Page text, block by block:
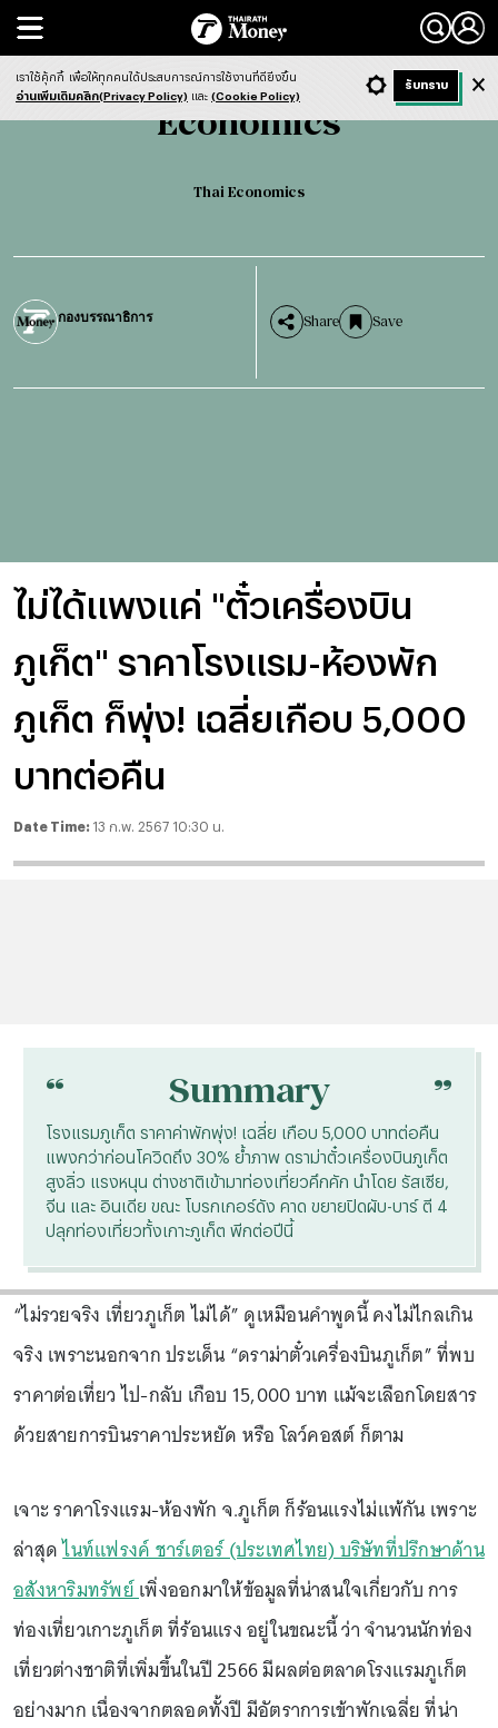
Search
Economics Thai Economics
Economics
Thai Economics
กองบรรณาธิการ Share Save
ไม่ได้แพงแค่ "ตั๋วเครื่องบิน
ภูเก็ต" ราคาโรงแรม-ห้องพัก
ภูเก็ต ก็พุ่ง! เฉลี่ยเกือบ 5,000
บาทต่อคืน
Date Time: 13 ก.พ. 2567 10:30 น.
- ก + ก Dark ฟังข่าว
“ Summary “
โรงแรมภูเก็ต ราคาค่าพักพุ่ง! เฉลี่ย เกือบ 5,000 บาทต่อคืน
แพงกว่าก่อนโควิดถึง 30% ย้ำภาพ ดราม่าตั๋วเครื่องบินภูเก็ต
สูงลิ่ว แรงหนุน ต่างชาติเข้ามาท่องเที่ยวคึกคัก นำโดย รัสเซีย,
จีน และ อินเดีย ขณะ โบรกเกอร์ดัง คาด ขยายปิดผับ-บาร์ ตี 4
ปลุกท่องเที่ยวทั้งเกาะภูเก็ต พีกต่อปีนี้
“ไม่รวยจริง เที่ยวภูเก็ต ไม่ได้” ดูเหมือนคำพูดนี้ คงไม่ไกลเกิน
จริง เพราะนอกจาก ประเด็น “ดราม่าตั๋วเครื่องบินภูเก็ต” ที่พบ
ราคาต่อเที่ยว ไป-กลับ เกือบ 15,000 บาท แม้จะเลือกโดยสาร
ด้วยสายการบินราคาประหยัด หรือ โลว์คอสต์ ก็ตาม
เจาะ ราคาโรงแรม-ห้องพัก จ.ภูเก็ต ก็ร้อนแรงไม่แพ้กัน เพราะ
ล่าสุดไนท์แฟรงค์ ชาร์เตอร์ (ประเทศไทย) บริษัทที่ปรึกษาด้าน
อสังหาริมทรัพย์เพิ่งออกมาให้ข้อมูลที่น่าสนใจเกี่ยวกับ การ
ท่องเที่ยวเกาะภูเก็ต ที่ร้อนแรง อยู่ในขณะนี้ ว่า จำนวนนักท่อง
เที่ยวต่างชาติที่เพิ่มขึ้นในปี 2566 มีผลต่อตลาดโรงแรมภูเก็ต
อย่างมาก เนื่องจากตลอดทั้งปี มีอัตราการเข้าพักเฉลี่ย ที่น่า
เราใช้คุ้กกี้ เพื่อให้ทุกคนได้ประสบการณ์การใช้งานที่ดียิ่งขึ้น
อ่านเพิ่มเติมคลิก(Privacy Policy) และ (Cookie Policy)
รับทราบ